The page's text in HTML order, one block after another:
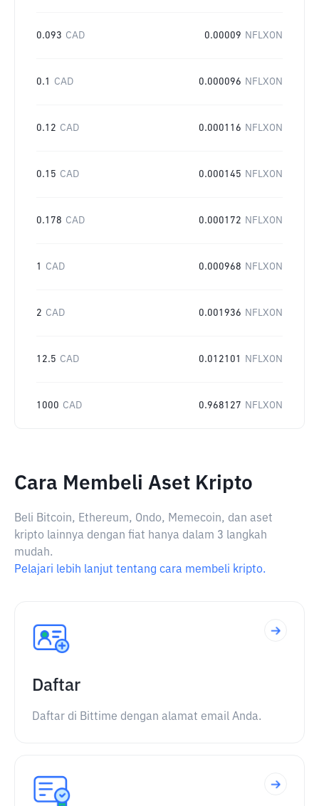
0.093 CAD 0.00009 NFLXON
0.1 CAD 0.000096 NFLXON
0.12 CAD 0.000116 NFLXON
0.15 CAD 0.000145 NFLXON
0.178 CAD 0.000172 NFLXON
1 CAD 0.000968 NFLXON
2 CAD 0.001936 NFLXON
12.5 CAD 0.012101 NFLXON
1000 CAD 0.968127 NFLXON
Cara Membeli Aset Kripto
Beli Bitcoin, Ethereum, Ondo, Memecoin, dan aset
kripto lainnya dengan fiat hanya dalam 3 langkah
mudah.
Pelajari lebih lanjut tentang cara membeli kripto.
Daftar
Daftar di Bittime dengan alamat email Anda.